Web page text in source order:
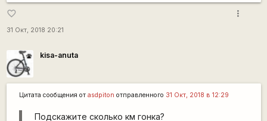
favorite_border
31 Окт, 2018 20:21
more_vert
kisa-anuta
Цитата сообщения от asdpiton отправленного 31 Окт, 2018 в 12:29
Подскажите сколько км гонка?